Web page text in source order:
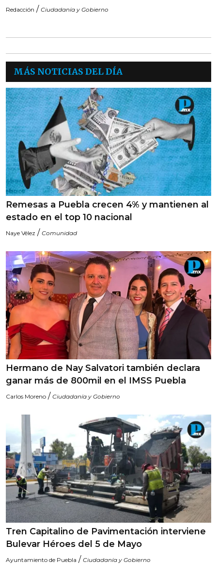
Redacción / Ciudadanía y Gobierno
MÁS NOTICIAS DEL DÍA
Remesas a Puebla crecen 4% y mantienen al
estado en el top 10 nacional
Naye Vélez / Comunidad
Hermano de Nay Salvatori también declara
ganar más de 800mil en el IMSS Puebla
Carlos Moreno / Ciudadanía y Gobierno
Tren Capitalino de Pavimentación interviene
Bulevar Héroes del 5 de Mayo
Ayuntamiento de Puebla / Ciudadanía y Gobierno